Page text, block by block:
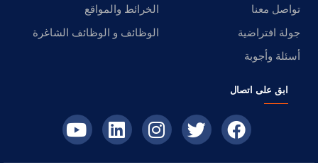
تواصل معنا
الخرائط والمواقع
جولة افتراضية
الوظائف و الوظائف الشاغرة
أسئلة وأجوبة
ابق على اتصال